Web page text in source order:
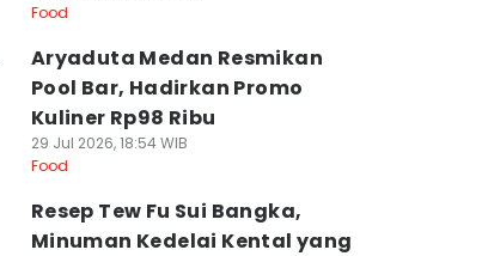
Food
Aryaduta Medan Resmikan
Pool Bar, Hadirkan Promo
Kuliner Rp98 Ribu
29 Jul 2026, 18:54 WIB
Food
Resep Tew Fu Sui Bangka,
Minuman Kedelai Kental yang